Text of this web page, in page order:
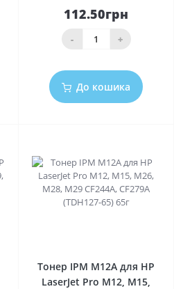
112.50грн
- +
До кошика
Тонер IPM M12A для HP
LaserJet Pro M12, M15,